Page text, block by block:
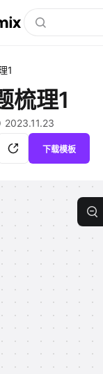
1
梳理1
2023.11.23
下载模板